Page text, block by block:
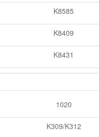
K8585
K8409
K8431
1020
K309/K312